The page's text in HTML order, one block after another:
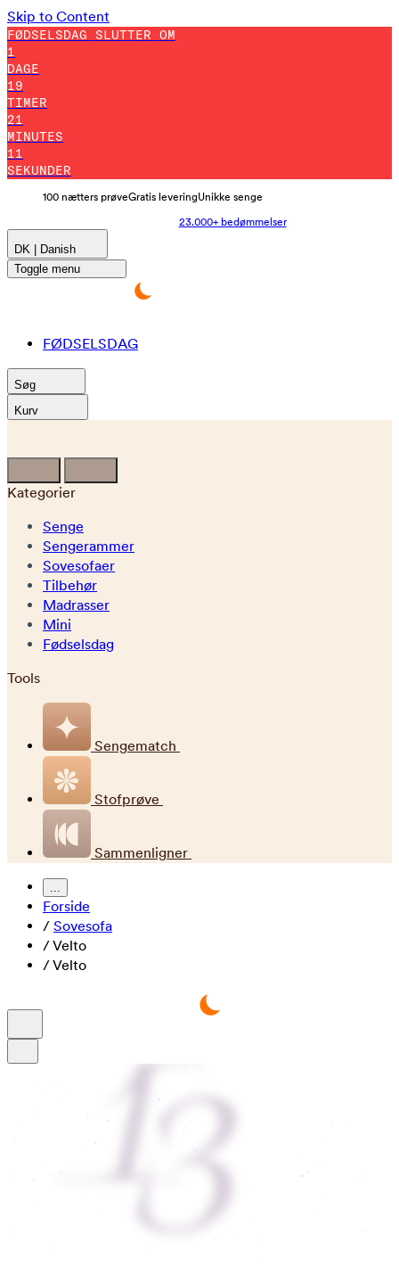
Skip to Content
FØDSELSDAG SLUTTER OM
1
DAGE
19
TIMER
21
MINUTES
5
SEKUNDER
100 nætters prøveGratis leveringUnikke senge
23.000+ bedømmelser
DK | Danish
Toggle menu
FØDSELSDAG
Søg
Kurv
Kategorier
Senge
Sengerammer
Sovesofaer
Tilbehør
Madrasser
Mini
Fødselsdag
Tools
Sengematch
Stofprøve
Sammenligner
...
Forside
/ Sovesofa
/Velto
/Velto